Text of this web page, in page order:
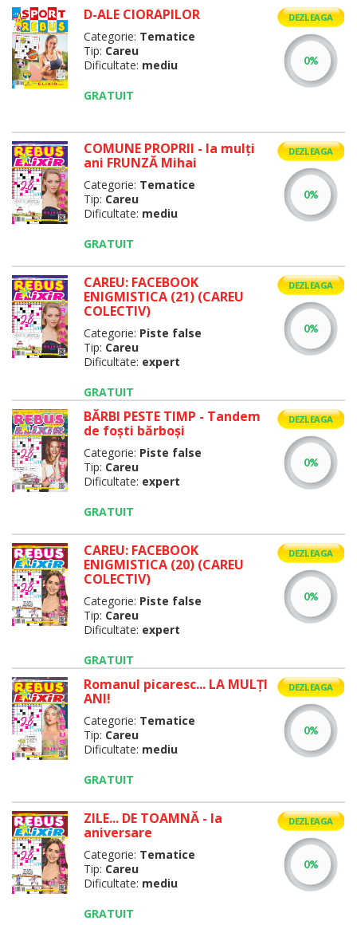
D-ALE CIORAPILOR
Categorie: Tematice
Tip: Careu
Dificultate: mediu
GRATUIT
DEZLEAGA
COMUNE PROPRII - la mulţi
ani FRUNZĂ Mihai
Categorie: Tematice
Tip: Careu
Dificultate: mediu
GRATUIT
DEZLEAGA
CAREU: FACEBOOK
ENIGMISTICA (21) (CAREU
COLECTIV)
Categorie: Piste false
Tip: Careu
Dificultate: expert
GRATUIT
DEZLEAGA
BĂRBI PESTE TIMP - Tandem
de foşti bărboşi
Categorie: Piste false
Tip: Careu
Dificultate: expert
GRATUIT
DEZLEAGA
CAREU: FACEBOOK
ENIGMISTICA (20) (CAREU
COLECTIV)
Categorie: Piste false
Tip: Careu
Dificultate: expert
GRATUIT
DEZLEAGA
Romanul picaresc... LA MULŢI
ANI!
Categorie: Tematice
Tip: Careu
Dificultate: mediu
GRATUIT
DEZLEAGA
ZILE... DE TOAMNĂ - la
aniversare
Categorie: Tematice
Tip: Careu
Dificultate: mediu
GRATUIT
DEZLEAGA